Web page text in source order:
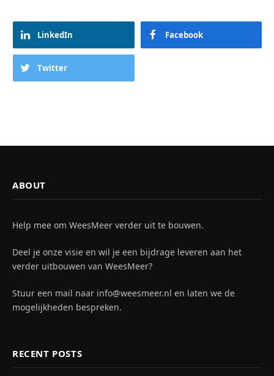
LinkedIn Facebook
Twitter
ABOUT
Help mee om WeesMeer verder uit te bouwen.
Deel je onze visie en wil je een bijdrage leveren aan het
verder uitbouwen van WeesMeer?
Stuur een mail naar info@weesmeer.nl en laten we de
mogelijkheden bespreken.
RECENT POSTS